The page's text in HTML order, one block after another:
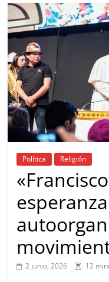
Política Religión
2 junio, 2026 12